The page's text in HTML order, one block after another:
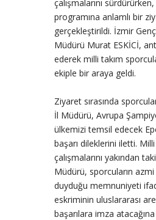
çalışmalarını
programına anlamlı bir
gerçekleştirildi. İzmir
Müdürü Murat ESKİCİ,
ederek milli takım
ekiple bir araya geldi.
Ziyaret sırasında
İl Müdürü, Avrupa
ülkemizi temsil edecek
başarı dileklerini iletti. Milli
çalışmalarını yakından
Müdürü, sporcuların
duyduğu memnuniyeti
eskriminin uluslararası
başarılara imza atacağına